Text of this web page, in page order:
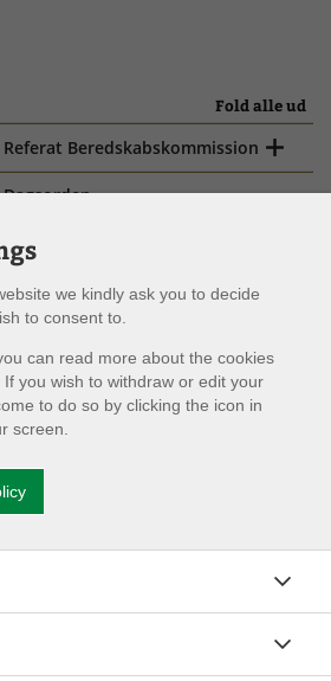
Fold alle ud
Beredskabskommission
Beredskabskommission
Beredskabskommission
Beredskabskommission
Beredskabskommission
Beredskabskommission
Beredskabskommission
we kindly ask you to decide
to consent to.
can read more about the cookies
you wish to withdraw or edit your
to do so by clicking the icon in
screen.
cookies
cookies